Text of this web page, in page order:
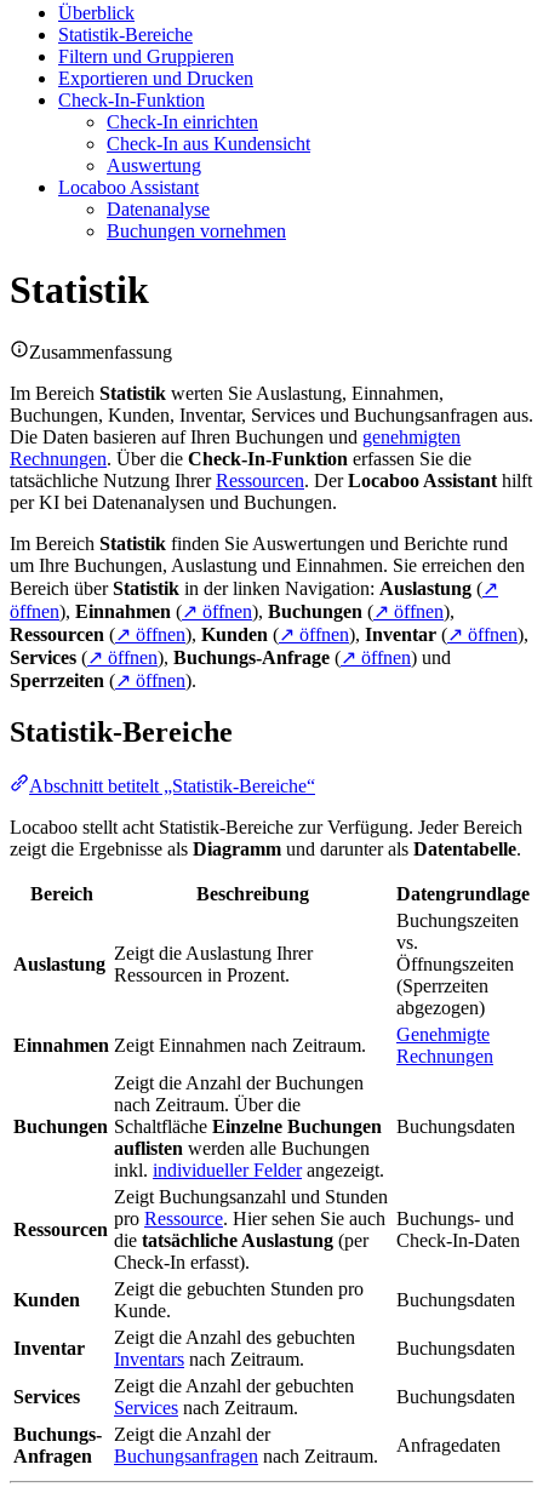
Überblick
Statistik-Bereiche
Filtern und Gruppieren
Exportieren und Drucken
Check-In-Funktion
Check-In einrichten
Check-In aus Kundensicht
Auswertung
Locaboo Assistant
Datenanalyse
Buchungen vornehmen
Statistik
Zusammenfassung
Im Bereich Statistik werten Sie Auslastung, Einnahmen,
Buchungen, Kunden, Inventar, Services und Buchungsanfragen aus.
Die Daten basieren auf Ihren Buchungen und genehmigten
Rechnungen. Über die Check-In-Funktion erfassen Sie die
tatsächliche Nutzung IhrerRessourcen. DerLocaboo Assistant hilft
per KI bei Datenanalysen und Buchungen.
Im Bereich Statistik finden Sie Auswertungen und Berichte rund
um Ihre Buchungen, Auslastung und Einnahmen. Sie erreichen den
Bereich überStatistik in der linken Navigation: Auslastung (↗
öffnen), Einnahmen (↗ öffnen), Buchungen (↗ öffnen),
Ressourcen (↗ öffnen), Kunden (↗ öffnen), Inventar (↗ öffnen),
Services (↗ öffnen), Buchungs-Anfrage (↗ öffnen) und
Sperrzeiten (↗ öffnen).
Statistik-Bereiche
Abschnitt betitelt „Statistik-Bereiche“
Locaboo stellt acht Statistik-Bereiche zur Verfügung. Jeder Bereich
zeigt die Ergebnisse als Diagramm und darunter als Datentabelle.
Bereich Beschreibung Datengrundlage
Auslastung
Zeigt die Auslastung Ihrer
Ressourcen in Prozent.
Buchungszeiten
vs.
Öffnungszeiten
(Sperrzeiten
abgezogen)
Einnahmen Zeigt Einnahmen nach Zeitraum.
Genehmigte
Rechnungen
Buchungen
Zeigt die Anzahl der Buchungen
nach Zeitraum. Über die
Schaltfläche Einzelne Buchungen
auflisten werden alle Buchungen
inkl. individueller Felderangezeigt.
Buchungsdaten
Ressourcen
Zeigt Buchungsanzahl und Stunden
pro Ressource. Hier sehen Sie auch
die tatsächliche Auslastung (per
Check-In erfasst).
Buchungs- und
Check-In-Daten
Kunden
Zeigt die gebuchten Stunden pro
Kunde.
Buchungsdaten
Inventar
Zeigt die Anzahl des gebuchten
Inventars nach Zeitraum.
Buchungsdaten
Services
Zeigt die Anzahl der gebuchten
Services nach Zeitraum.
Buchungsdaten
Buchungs-
Anfragen
Zeigt die Anzahl der
Buchungsanfragen nach Zeitraum.
Anfragedaten